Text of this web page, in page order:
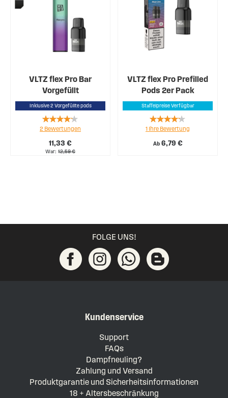
VLTZ flex Pro Bar
Vorgefüllt
Inklusive 2 Vorgefüllte pods
11,33 €
War 12,59 €
Rating:
80%
2 Bewertungen
VLTZ flex Pro Prefilled
Pods 2er Pack
Staffelpreise Verfügbar
Ab 6,79 €
Rating:
80%
1 Ihre Bewertung
FOLGE UNS!
Kundenservice
Support
FAQs
Dampfneuling?
Zahlung und Versand
Produktgarantie und Sicherheitsinformationen
18 + Altersbeschränkung